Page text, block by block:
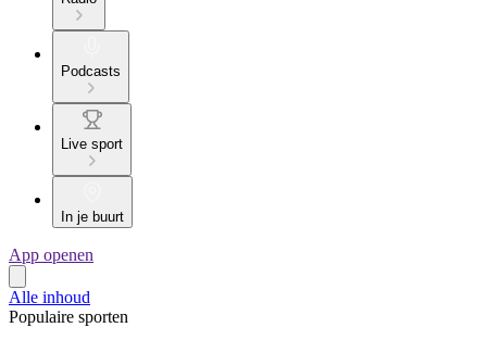
Podcasts
Live sport
In je buurt
App openen
Alle inhoud
Populaire sporten